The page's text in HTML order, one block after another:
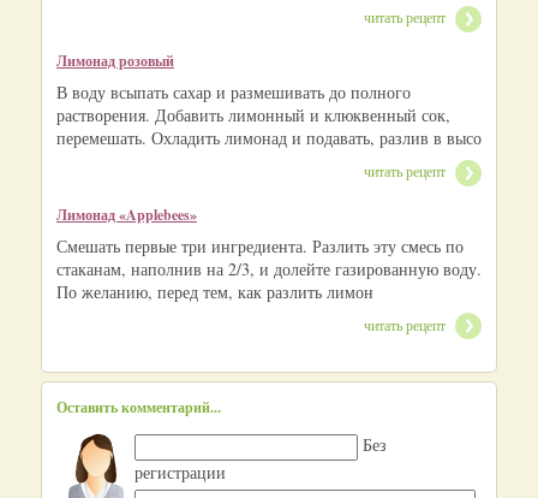
читать рецепт
Лимонад розовый
В воду всыпать сахар и размешивать до полного
растворения. Добавить лимонный и клюквенный сок,
перемешать. Охладить лимонад и подавать, разлив в высо
читать рецепт
Лимонад «Applebees»
Смешать первые три ингредиента. Разлить эту смесь по
стаканам, наполнив на 2/3, и долейте газированную воду.
По желанию, перед тем, как разлить лимон
читать рецепт
Оставить комментарий...
Без
регистрации